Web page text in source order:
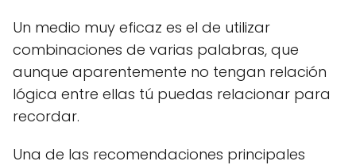
Un medio muy eficaz es el de utilizar
combinaciones de varias palabras, que
aunque aparentemente no tengan relación
lógica entre ellas tú puedas relacionar para
recordar.
Una de las recomendaciones principales